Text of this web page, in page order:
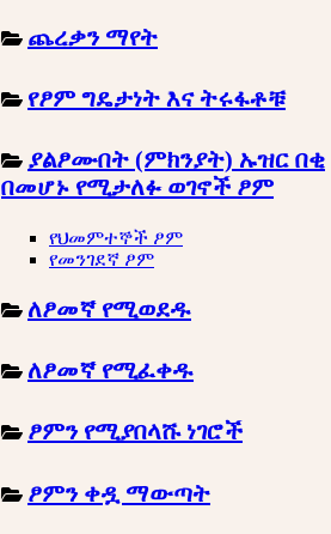
ጨረቃን ማየት
የፆም ግዴታነት እና ትሩፋቶቹ
ያልፆሙበት (ምክንያት) ኡዝር በቂ
በመሆኑ የሚታለፉ ወገኖች ፆም
የህመምተኞች ፆም
የመንገደኛ ፆም
ለፆመኛ የሚወደዱ
ለፆመኛ የሚፈቀዱ
ፆምን የሚያበላሹ ነገሮች
ፆምን ቀዷ ማውጣት